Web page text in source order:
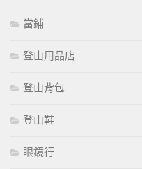
當鋪
登山用品店
登山背包
登山鞋
眼鏡行